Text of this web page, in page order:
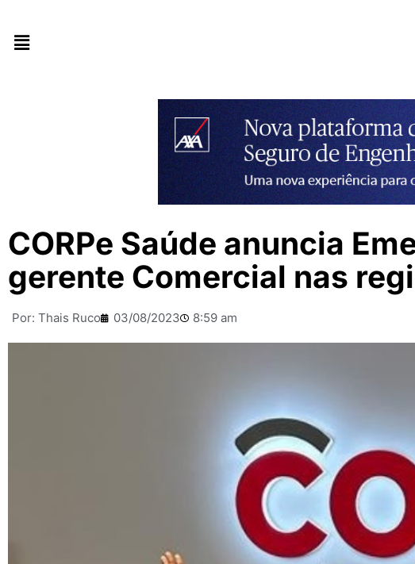
CORPe Saúde anuncia
gerente Comercial nas
Por: Thais Ruco 03/08/2023 8:59 am